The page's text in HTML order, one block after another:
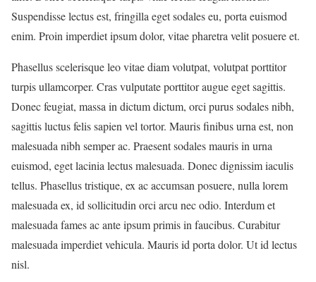
Suspendisse lectus est, fringilla eget sodales eu, porta euismod
enim. Proin imperdiet ipsum dolor, vitae pharetra velit posuere et.
Phasellus scelerisque leo vitae diam volutpat, volutpat porttitor
turpis ullamcorper. Cras vulputate porttitor augue eget sagittis.
Donec feugiat, massa in dictum dictum, orci purus sodales nibh,
sagittis luctus felis sapien vel tortor. Mauris finibus urna est, non
malesuada nibh semper ac. Praesent sodales mauris in urna
euismod, eget lacinia lectus malesuada. Donec dignissim iaculis
tellus. Phasellus tristique, ex ac accumsan posuere, nulla lorem
malesuada ex, id sollicitudin orci arcu nec odio. Interdum et
malesuada fames ac ante ipsum primis in faucibus. Curabitur
malesuada imperdiet vehicula. Mauris id porta dolor. Ut id lectus
nisl.